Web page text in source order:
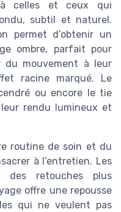
à celles et ceux qui
subtil et naturel.
permet d’obtenir un
ombre, parfait pour
du mouvement à leur
racine marqué. Le
ou encore le tie
rendu lumineux et
routine de soin et du
à l’entretien. Les
des retouches plus
offre une repousse
qui ne veulent pas